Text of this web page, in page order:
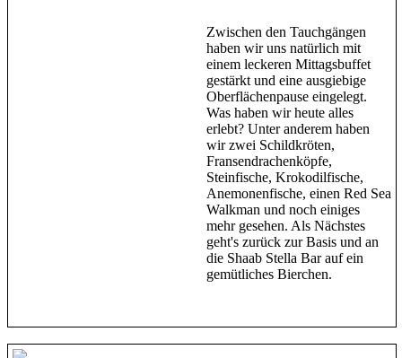
Zwischen den Tauchgängen
haben wir uns natürlich mit
einem leckeren Mittagsbuffet
gestärkt und eine ausgiebige
Oberflächenpause eingelegt.
Was haben wir heute alles
erlebt? Unter anderem haben
wir zwei Schildkröten,
Fransendrachenköpfe,
Steinfische, Krokodilfische,
Anemonenfische, einen Red Sea
Walkman und noch einiges
mehr gesehen. Als Nächstes
geht's zurück zur Basis und an
die Shaab Stella Bar auf ein
gemütliches Bierchen.